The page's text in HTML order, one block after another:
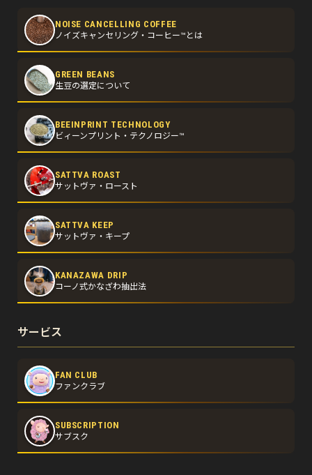
NOISE CANCELLING COFFEE
ノイズキャンセリング・コーヒー™とは
GREEN BEANS
生豆の選定について
BEEINPRINT TECHNOLOGY
ビィーンプリント・テクノロジー™
SATTVA ROAST
サットヴァ・ロースト
SATTVA KEEP
サットヴァ・キープ
KANAZAWA DRIP
コーノ式かなざわ抽出法
サービス
FAN CLUB
ファンクラブ
SUBSCRIPTION
サブスク